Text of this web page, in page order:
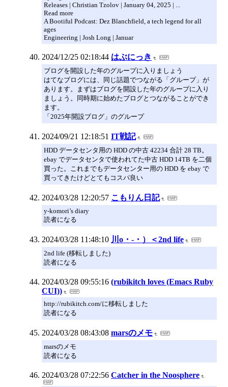
Releases | Christian Tzolov | January 04, 2025 | ...
Read more
A Bootiful Podcast: Dez Blanchfield, a tech legend for all
ages
Engineering | Josh Long | Januar
2024/12/25 02:18:44 はぶにっき
ブログを開設した年のグループに入りましょう
はてなブログには、同じ話題でつながる「グループ」が
あります。まずはブログを開設した年のグループに入り
ましょう。同時期に始めたブログとつながることができ
ます。
「2025年開設ブログ」のグループ
2024/09/21 12:18:51 IT戦記
HDD データセンタ用の HDD の中古 42234 合計 28 TB。
ebay でデータセンタで使われてた中古 HDD 14TB を二個
買った。これまでもデータセンター用の HDD を ebay で
買ってきたけどとてもコスパ良い
2024/03/28 12:20:57 こもりん日記
y-komori’s diary
読者になる
2024/03/28 11:48:10 川o・-・）＜2nd life
2nd life (移転しました)
読者になる
2024/03/28 09:55:16 (rubikitch loves (Emacs Ruby
CUI))
http://rubikitch.com/に移転しました
読者になる
2024/03/28 08:43:08 marsのメモ
marsのメモ
読者になる
2024/03/28 07:22:56 Catcher in the Noosphere